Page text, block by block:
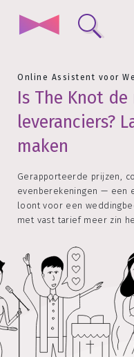
Online Assistent voor
Is The Knot
leveranciers?
maken
Gerapporteerde prijzen,
evenberekeningen — een
loont voor een
met vast tarief meer zin